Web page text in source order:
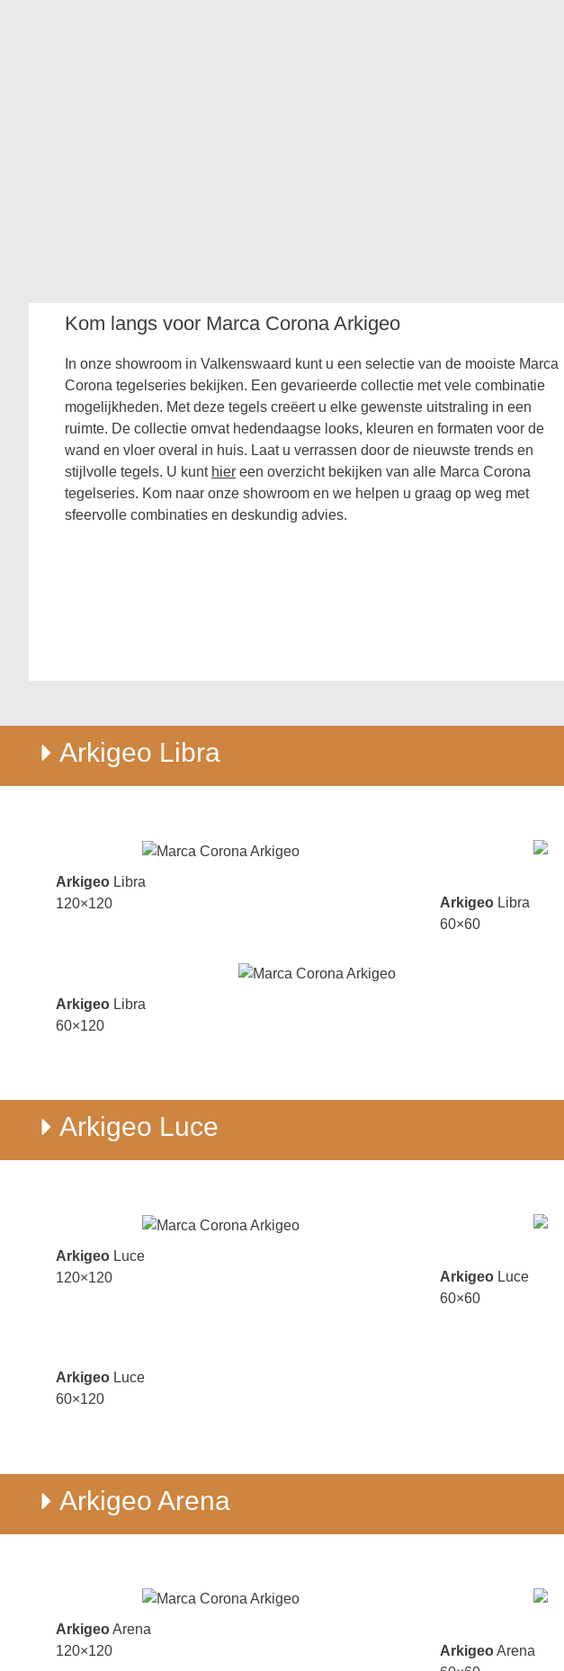
Kom langs voor Marca Corona Arkigeo
In onze showroom in Valkenswaard kunt u een selectie van de mooiste Marca
Corona tegelseries bekijken. Een gevarieerde collectie met vele combinatie
mogelijkheden. Met deze tegels creëert u elke gewenste uitstraling in een
ruimte. De collectie omvat hedendaagse looks, kleuren en formaten voor de
wand en vloer overal in huis. Laat u verrassen door de nieuwste trends en
stijlvolle tegels. U kunt hier een overzicht bekijken van alle Marca Corona
tegelseries. Kom naar onze showroom en we helpen u graag op weg met
sfeervolle combinaties en deskundig advies.
Arkigeo Libra
Arkigeo Libra
120×120
ArkigeoLibra
60×60
Arkigeo Libra
60×120
Arkigeo Luce
Arkigeo Luce
120×120
ArkigeoLuce
60×60
Arkigeo Luce
60×120
Arkigeo Arena
ArkigeoArena
120×120
ArkigeoArena